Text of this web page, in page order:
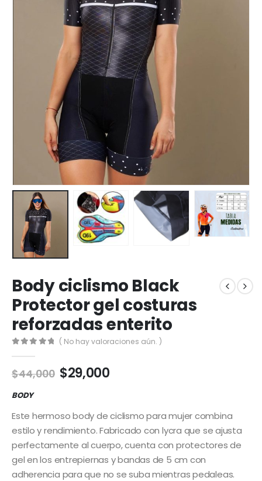
Body ciclismo Black
Protector gel costuras
reforzadas enterito
( No hay valoraciones aún. )
$44,000 El
precio
era:
$44,000.
$29,000El
es:
$29,000.
BODY
Este hermoso body de ciclismo para mujer combina
estilo y rendimiento. Fabricado con lycra que se ajusta
perfectamente al cuerpo, cuenta con protectores de
gel en los entrepiernas y bandas de 5 cm con
adherencia para que no se suba mientras pedaleas.